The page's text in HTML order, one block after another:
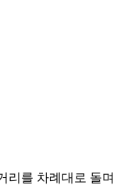
리를 차례대로 돌며